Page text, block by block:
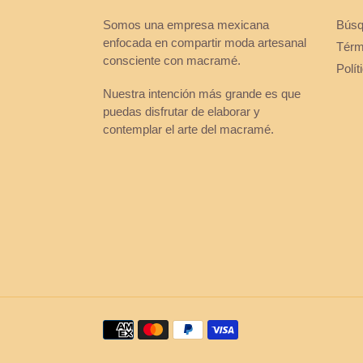
Somos una empresa mexicana
enfocada en compartir moda artesanal
consciente con macramé.
Nuestra intención más grande es que
puedas disfrutar de elaborar y
contemplar el arte del macramé.
Métodos